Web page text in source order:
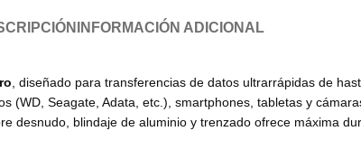
INFORMACIÓN ADICIONAL
, diseñado para transferencias de datos ultrarrápidas de
(WD, Seagate, Adata, etc.), smartphones, tabletas y
desnudo, blindaje de aluminio y trenzado ofrece máxima